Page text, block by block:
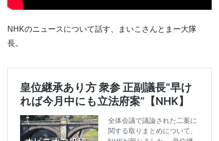
NHKのニュースについて話す、まいこさんとまー大隊
長。